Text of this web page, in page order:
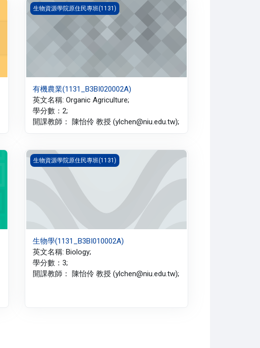
有機農業(1131_B3BI020002A)
生物資源學院原住民專班(1131)
有機農業(1131_B3BI020002A)
英文名稱: Organic Agriculture;
學分數：2;
開課教師： 陳怡伶 教授 (ylchen@niu.edu.tw);
生物學(1131_B3BI010002A)
生物資源學院原住民專班(1131)
生物學(1131_B3BI010002A)
英文名稱: Biology;
學分數：3;
開課教師： 陳怡伶 教授 (ylchen@niu.edu.tw);